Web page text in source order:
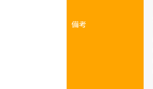
備考